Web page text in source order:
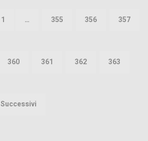
1 … 355 356 357
360 361 362 363
Successivi